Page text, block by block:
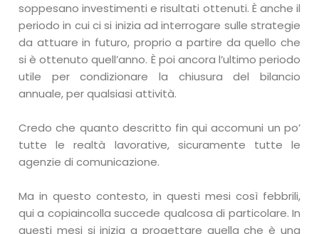
soppesano investimenti e risultati ottenuti. È anche il
periodo in cui ci si inizia ad interrogare sulle strategie
da attuare in futuro, proprio a partire da quello che
si è ottenuto quell’anno. È poi ancora l’ultimo periodo
utile per condizionare la chiusura del bilancio
annuale, per qualsiasi attività.
Credo che quanto descritto fin qui accomuni un po’
tutte le realtà lavorative, sicuramente tutte le
agenzie di comunicazione.
Ma in questo contesto, in questi mesi così febbrili,
qui a copiaincolla succede qualcosa di particolare. In
questi mesi si inizia a progettare quella che è una